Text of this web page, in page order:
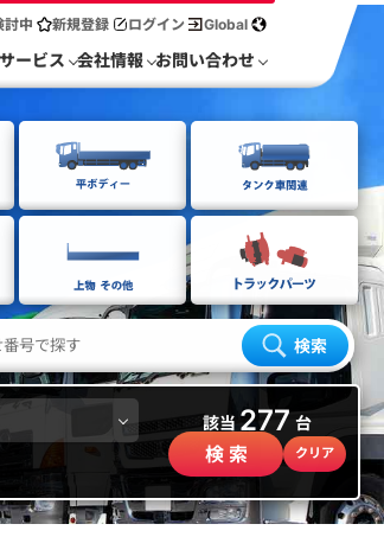
討中 新規登録 ログイン Global
ービス 会社情報 お問い合わせ
検索
該当 277 台
検 索 クリア